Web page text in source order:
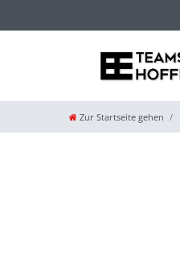
Zur Startseite gehen